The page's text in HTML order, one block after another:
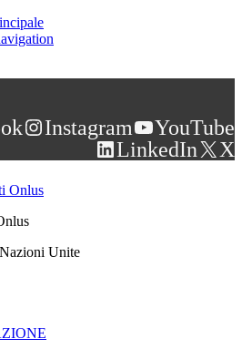
Instagram
YouTube
LinkedIn
X
Unite